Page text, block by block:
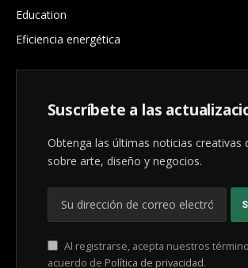
Education
Eficiencia energética
Suscríbete a las
Obtenga las últimas noticias creativas
sobre arte, diseño y negocios.
Al registrarse, acepta nuestros
acuerdo de Política de privacidad.